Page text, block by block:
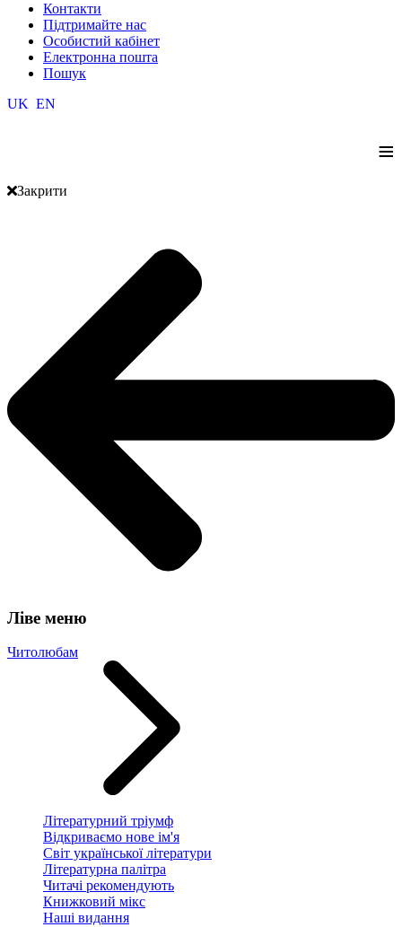
Контакти
Підтримайте нас
Особистий кабінет
Електронна пошта
Пошук
UK EN
≡
Закрити
Ліве меню
Читолюбам
Літературний тріумф
Відкриваємо нове ім'я
Світ української літератури
Літературна палітра
Читачі рекомендують
Книжковий мікс
Наші видання